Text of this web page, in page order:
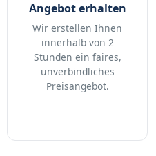
Angebot erhalten
Wir erstellen Ihnen
innerhalb von 2
Stunden ein faires,
unverbindliches
Preisangebot.